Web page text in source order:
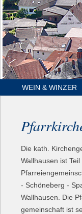
WEIN & WINZER
Die kath.
Wallhausen ist Teil
- Schöneberg -
Wallhausen. Die
gemeinschaft ist